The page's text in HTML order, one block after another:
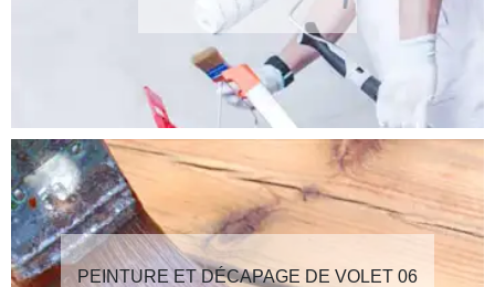
PEINTURE ET DÉCAPAGE DE VOLET 06